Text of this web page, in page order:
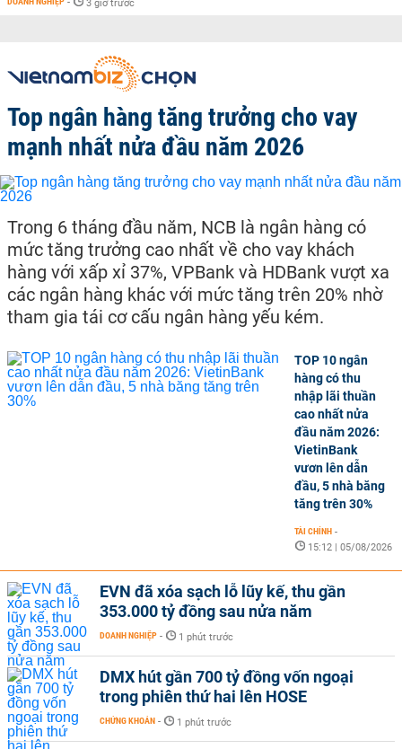
3 giờ trước
Top ngân hàng tăng trưởng cho vay
mạnh nhất nửa đầu năm 2026
Trong 6 tháng đầu năm, NCB là ngân hàng có
mức tăng trưởng cao nhất về cho vay khách
hàng với xấp xỉ 37%, VPBank và HDBank vượt xa
các ngân hàng khác với mức tăng trên 20% nhờ
tham gia tái cơ cấu ngân hàng yếu kém.
TOP 10 ngân
hàng có thu
nhập lãi thuần
cao nhất nửa
đầu năm 2026:
VietinBank
vươn lên dẫn
đầu, 5 nhà băng
tăng trên 30%
TÀI CHÍNH -
15:12 | 05/08/2026
EVN đã xóa sạch lỗ lũy kế, thu gần
353.000 tỷ đồng sau nửa năm
DOANH NGHIỆP - 1 phút trước
DMX hút gần 700 tỷ đồng vốn ngoại
trong phiên thứ hai lên HOSE
CHỨNG KHOÁN - 1 phút trước